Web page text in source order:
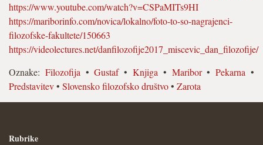
https://www.youtube.com/watch?v=CSPaMITs9HI
https://mariborinfo.com/novica/lokalno/foto-to-so-nagrajenci-
filozofske-fakultete/150663
https://videolectures.net/danfilozofije2017_miscevic_dan_filozofije/
Oznake: Filozofija •Gustaf•Knjiga • Maribor•Pekarna •
Predstavitev• Slovensko filozofsko društvo• Zarota
Rubrike